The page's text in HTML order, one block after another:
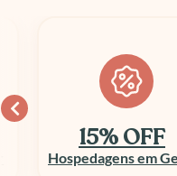
Ganhe 15
Euros na